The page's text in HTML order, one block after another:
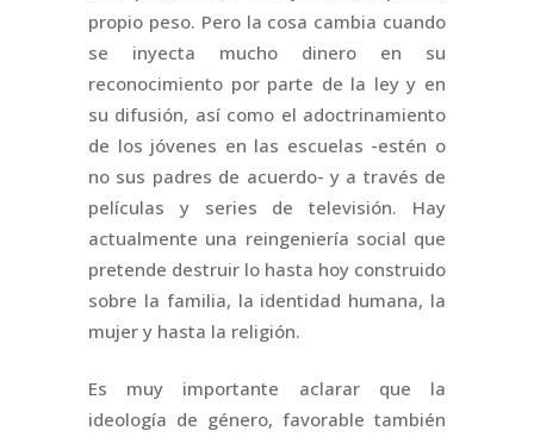
propio peso. Pero la cosa cambia cuando
se inyecta mucho dinero en su
reconocimiento por parte de la ley y en
su difusión, así como el adoctrinamiento
de los jóvenes en las escuelas -estén o
no sus padres de acuerdo- y a través de
películas y series de televisión. Hay
actualmente una reingeniería social que
pretende destruir lo hasta hoy construido
sobre la familia, la identidad humana, la
mujer y hasta la religión.
Es muy importante aclarar que la
ideología de género, favorable también